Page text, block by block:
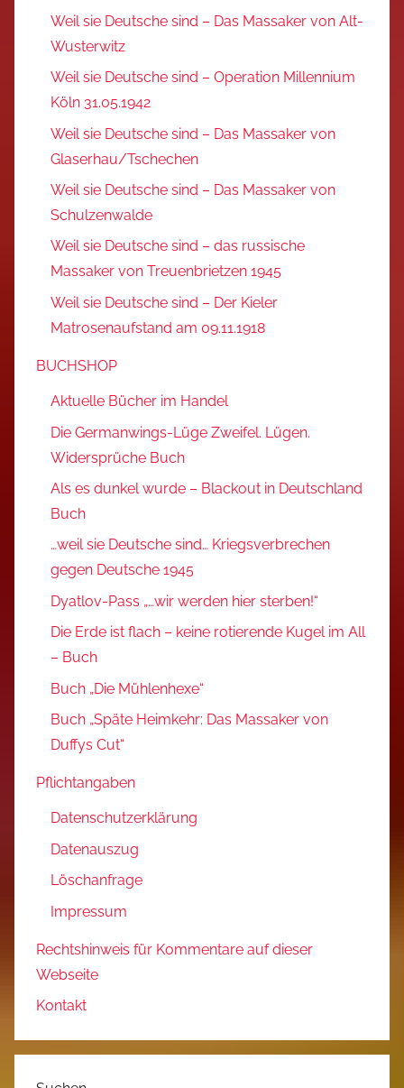
Weil sie Deutsche sind – Das Massaker von Alt-
Wusterwitz
Weil sie Deutsche sind – Operation Millennium
Köln 31.05.1942
Weil sie Deutsche sind – Das Massaker von
Glaserhau/Tschechen
Weil sie Deutsche sind – Das Massaker von
Schulzenwalde
Weil sie Deutsche sind – das russische
Massaker von Treuenbrietzen 1945
Weil sie Deutsche sind – Der Kieler
Matrosenaufstand am 09.11.1918
BUCHSHOP
Aktuelle Bücher im Handel
Die Germanwings-Lüge Zweifel. Lügen.
Widersprüche Buch
Als es dunkel wurde – Blackout in Deutschland
Buch
…weil sie Deutsche sind… Kriegsverbrechen
gegen Deutsche 1945
Dyatlov-Pass „…wir werden hier sterben!“
Die Erde ist flach – keine rotierende Kugel im All
– Buch
Buch „Die Mühlenhexe“
Buch „Späte Heimkehr: Das Massaker von
Duffys Cut“
Pflichtangaben
Datenschutzerklärung
Datenauszug
Löschanfrage
Impressum
Rechtshinweis für Kommentare auf dieser
Webseite
Kontakt